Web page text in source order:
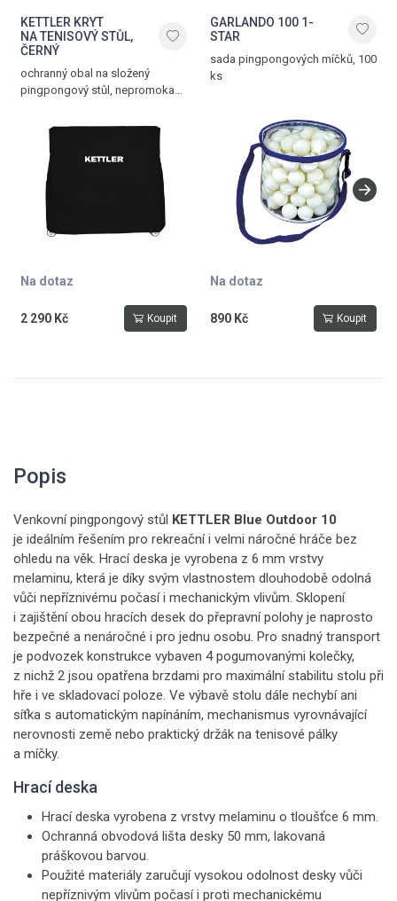
KETTLER KRYT
NA TENISOVÝ STŮL,
ČERNÝ
ochranný obal na složený
pingpongový stůl, nepromokavý,
Na dotaz
2 290 Kč Koupit
GARLANDO 100 1-
STAR
sada pingpongových míčků, 100
ks
Na dotaz
890 Kč Koupit
Popis
Venkovní pingpongový stůl KETTLER Blue Outdoor 10
je ideálním řešením pro rekreační i velmi náročné hráče bez
ohledu na věk. Hrací deska je vyrobena z 6 mm vrstvy
melaminu, která je díky svým vlastnostem dlouhodobě odolná
vůči nepříznivému počasí i mechanickým vlivům. Sklopení
i zajištění obou hracích desek do přepravní polohy je naprosto
bezpečné a nenáročné i pro jednu osobu. Pro snadný transport
je podvozek konstrukce vybaven 4 pogumovanými kolečky,
z nichž 2 jsou opatřena brzdami pro maximální stabilitu stolu při
hře i ve skladovací poloze. Ve výbavě stolu dále nechybí ani
síťka s automatickým napínáním, mechanismus vyrovnávající
nerovnosti země nebo praktický držák na tenisové pálky
a míčky.
Hrací deska
Hrací deska vyrobena z vrstvy melaminu o tloušťce 6 mm.
Ochranná obvodová lišta desky 50 mm, lakovaná
práškovou barvou.
Použité materiály zaručují vysokou odolnost desky vůči
nepříznivým vlivům počasí i proti mechanickému